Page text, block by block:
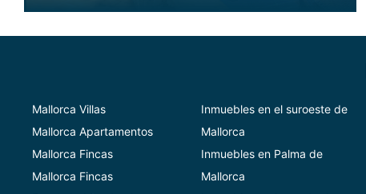
Mallorca Villas
Mallorca Apartamentos
Mallorca Fincas
Mallorca Fincas
Inmuebles en el suroeste de
Mallorca
Inmuebles en Palma de
Mallorca